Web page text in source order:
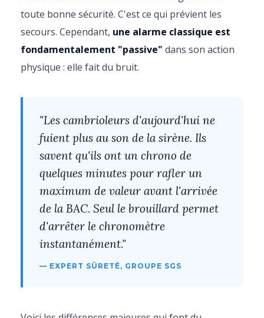
toute bonne sécurité. C'est ce qui prévient les
secours. Cependant, une alarme classique est
fondamentalement "passive" dans son action
physique : elle fait du bruit.
"Les cambrioleurs d'aujourd'hui ne
fuient plus au son de la sirène. Ils
savent qu'ils ont un chrono de
quelques minutes pour rafler un
maximum de valeur avant l'arrivée
de la BAC. Seul le brouillard permet
d'arrêter le chronomètre
instantanément."
— EXPERT SÛRETÉ, GROUPE SGS